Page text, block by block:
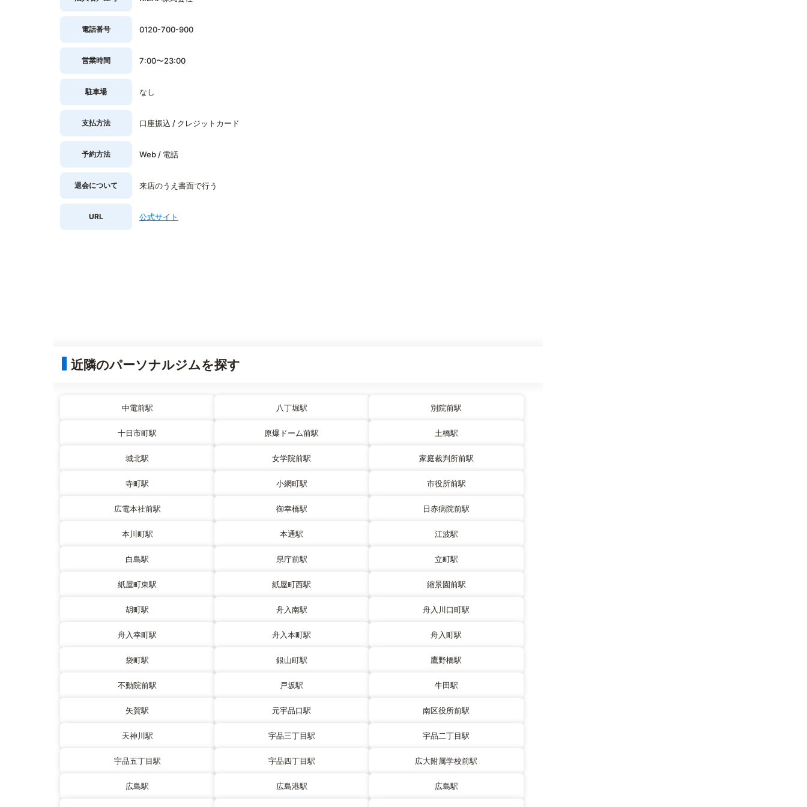
電話番号 0120-700-900
営業時間 7:00〜23:00
駐車場 なし
支払方法 口座振込 / クレジットカード
予約方法 Web / 電話
退会について 来店のうえ書面で行う
URL 公式サイト
近隣のパーソナルジムを探す
中電前駅 八丁堀駅 別院前駅
十日市町駅 原爆ドーム前駅 土橋駅
城北駅 女学院前駅 家庭裁判所前駅
寺町駅 小網町駅 市役所前駅
広電本社前駅 御幸橋駅 日赤病院前駅
本川町駅 本通駅 江波駅
白島駅 県庁前駅 立町駅
紙屋町東駅 紙屋町西駅 縮景園前駅
胡町駅 舟入南駅 舟入川口町駅
舟入幸町駅 舟入本町駅 舟入町駅
袋町駅 銀山町駅 鷹野橋駅
不動院前駅 戸坂駅 牛田駅
矢賀駅 元宇品口駅 南区役所前駅
天神川駅 宇品三丁目駅 宇品二丁目駅
宇品五丁目駅 宇品四丁目駅 広大附属学校前駅
広島駅 広島港駅 広島駅